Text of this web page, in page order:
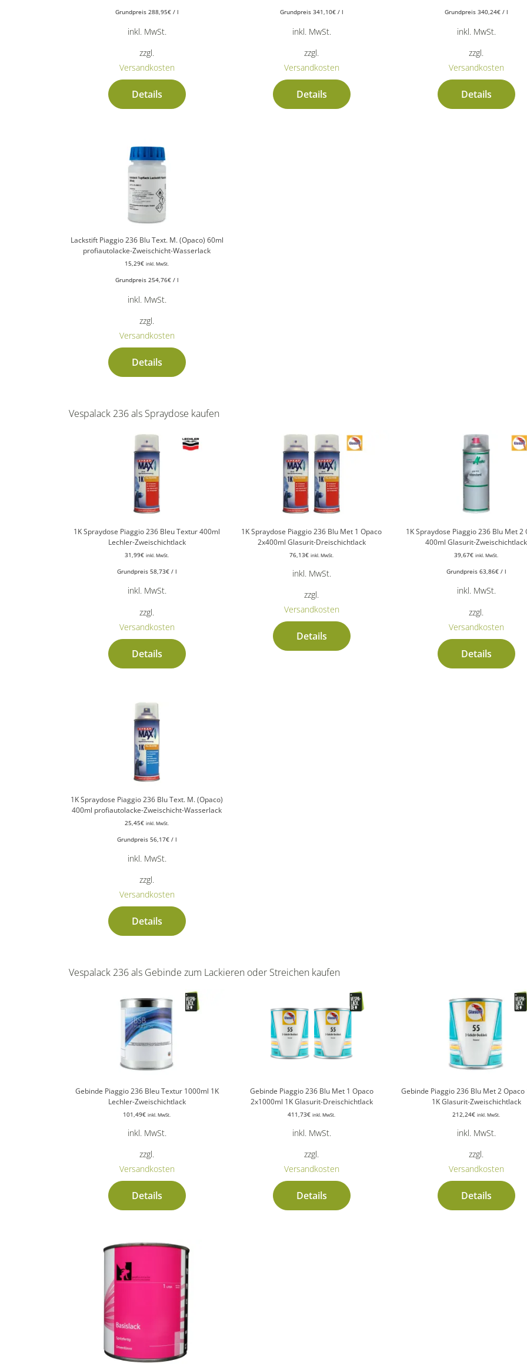
Grundpreis 288,95€/ l
inkl. MwSt.
zzgl.
Versandkosten
Details
Grundpreis 341,10€/ l
inkl. MwSt.
zzgl.
Versandkosten
Details
Grundpreis 340,24€/ l
inkl. MwSt.
zzgl.
Versandkosten
Details
Lackstift Piaggio 236 Blu Text. M. (Opaco) 60ml
profiautolacke-Zweischicht-Wasserlack
15,29€ inkl. MwSt.
Grundpreis 254,76€/ l
inkl. MwSt.
zzgl.
Versandkosten
Details
Vespalack 236 als Spraydose kaufen
1K Spraydose Piaggio 236 Bleu Textur 400ml
Lechler-Zweischichtlack
31,99€ inkl. MwSt.
Grundpreis 58,73€/ l
inkl. MwSt.
zzgl.
Versandkosten
Details
1K Spraydose Piaggio 236 Blu Met 1 Opaco
2x400ml Glasurit-Dreischichtlack
76,13€ inkl. MwSt.
inkl. MwSt.
zzgl.
Versandkosten
Details
1K Spraydose Piaggio 236 Blu Met 2
400ml Glasurit-Zweischichtlack
39,67€ inkl. MwSt.
Grundpreis 63,86€/ l
inkl. MwSt.
zzgl.
Versandkosten
Details
1K Spraydose Piaggio 236 Blu Text. M. (Opaco)
400ml profiautolacke-Zweischicht-Wasserlack
25,45€ inkl. MwSt.
Grundpreis 56,17€/ l
inkl. MwSt.
zzgl.
Versandkosten
Details
Vespalack 236 als Gebinde zum Lackieren oder Streichen kaufen
Gebinde Piaggio 236 Bleu Textur 1000ml 1K
Lechler-Zweischichtlack
101,49€ inkl. MwSt.
inkl. MwSt.
zzgl.
Versandkosten
Details
Gebinde Piaggio 236 Blu Met 1 Opaco
2x1000ml 1K Glasurit-Dreischichtlack
411,73€ inkl. MwSt.
inkl. MwSt.
zzgl.
Versandkosten
Details
Gebinde Piaggio 236 Blu Met 2 Opaco
1K Glasurit-Zweischichtlack
212,24€ inkl. MwSt.
inkl. MwSt.
zzgl.
Versandkosten
Details